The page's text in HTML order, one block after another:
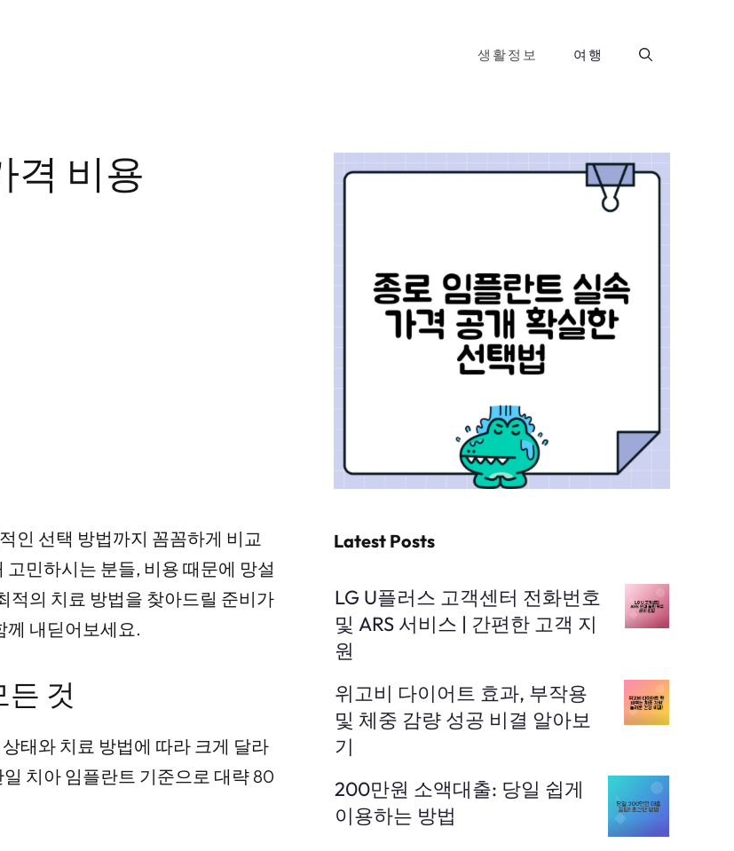
생활정보 여행
격 비용
인 선택 방법까지 꼼꼼하게 비교
민하시는 분들, 비용 때문에 망설
적의 치료 방법을 찾아드릴 준비가
께 내딛어보세요.
것
태와 치료 방법에 따라 크게 달라
치아 임플란트 기준으로 대략 80
Latest Posts
LG U플러스 고객센터 전화번호
및 ARS 서비스 | 간편한 고객 지
원
위고비 다이어트 효과, 부작용
및 체중 감량 성공 비결 알아보
기
200만원 소액대출: 당일 쉽게
이용하는 방법